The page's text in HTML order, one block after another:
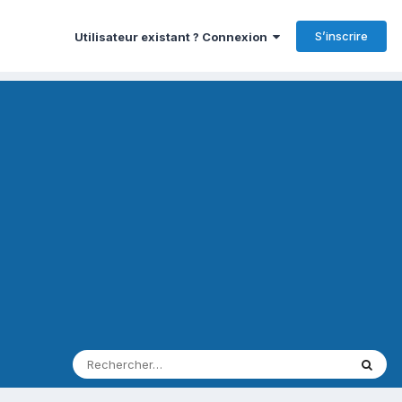
Utilisateur existant ? Connexion S’inscrire